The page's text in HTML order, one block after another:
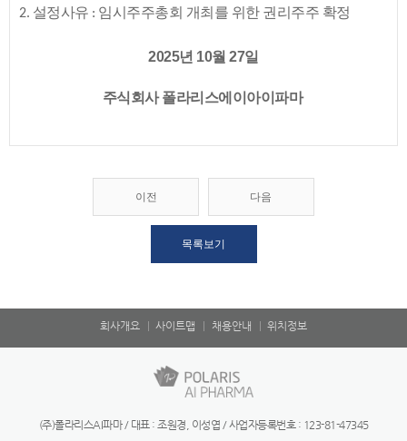
2. 설정사유 : 임시주주총회 개최를 위한 권리주주 확정
2025년 10월 27일
주식회사 폴라리스에이아이파마
이전 다음
목록보기
회사개요 사이트맵 채용안내 위치정보
(주)폴라리스AI파마 / 대표 : 조원경, 이성엽 / 사업자등록번호 : 123-81-47345